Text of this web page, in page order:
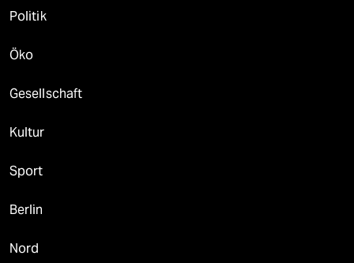
Politik
Öko
Gesellschaft
Kultur
Sport
Berlin
Nord